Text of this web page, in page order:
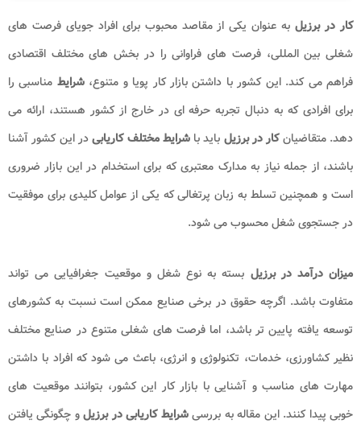
کار در برزیلبه عنوان یکی از مقاصد محبوب برای افراد جویای فرصت های
شغلی بین المللی، فرصت های فراوانی را در بخش های مختلف اقتصادی
فراهم می کند. این کشور با داشتن بازار کار پویا و متنوع،شرایط مناسبی را
برای افرادی که به دنبال تجربه حرفه ای در خارج از کشور هستند، ارائه می
دهد. متقاضیانکار در برزیل باید باشرایط مختلف کاریابیدر این کشور آشنا
باشند، از جمله نیاز به مدارک معتبری که برای استخدام در این بازار ضروری
است و همچنین تسلط به زبان پرتغالی که یکی از عوامل کلیدی برای موفقیت
در جستجوی شغل محسوب می شود.
میزان درآمد در برزیل بسته به نوع شغل و موقعیت جغرافیایی می تواند
متفاوت باشد. اگرچه حقوق در برخی صنایع ممکن است نسبت به کشورهای
توسعه یافته پایین تر باشد، اما فرصت های شغلی متنوع در صنایع مختلف
نظیر کشاورزی، خدمات، تکنولوژی و انرژی، باعث می شود که افراد با داشتن
مهارت های مناسب و آشنایی با بازار کار این کشور، بتوانند موقعیت های
خوبی پیدا کنند. این مقاله به بررسیشرایط کاریابی در برزیلو چگونگی یافتن